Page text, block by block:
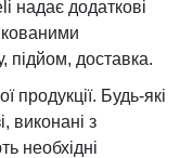
надає додаткові
підйом, доставка.
продукції. Будь-які
виконані з
необхідні